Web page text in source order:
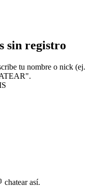
sin registro
tu nombre o nick (ej.
chatear así.